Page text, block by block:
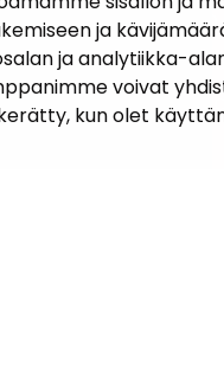
ja
ja analytiikka-
voivat
kun olet
Juttilantie 1,
Puh. 050 5090